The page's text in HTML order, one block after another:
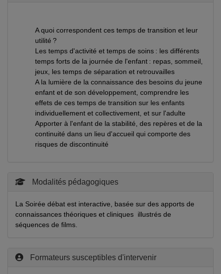
A quoi correspondent ces temps de transition et leur
utilité ?
Les temps d'activité et temps de soins : les différents
temps forts de la journée de l'enfant : repas, sommeil,
jeux, les temps de séparation et retrouvailles
A la lumière de la connaissance des besoins du jeune
enfant et de son développement, comprendre les
effets de ces temps de transition sur les enfants
individuellement et collectivement, et sur l'adulte
Apporter à l'enfant de la stabilité, des repères et de la
continuité dans un lieu d'accueil qui comporte des
risques de discontinuité
Modalités pédagogiques
La Soirée débat est interactive, basée sur des apports de
connaissances théoriques et cliniques illustrés de
séquences de films.
Formateurs susceptibles d'intervenir